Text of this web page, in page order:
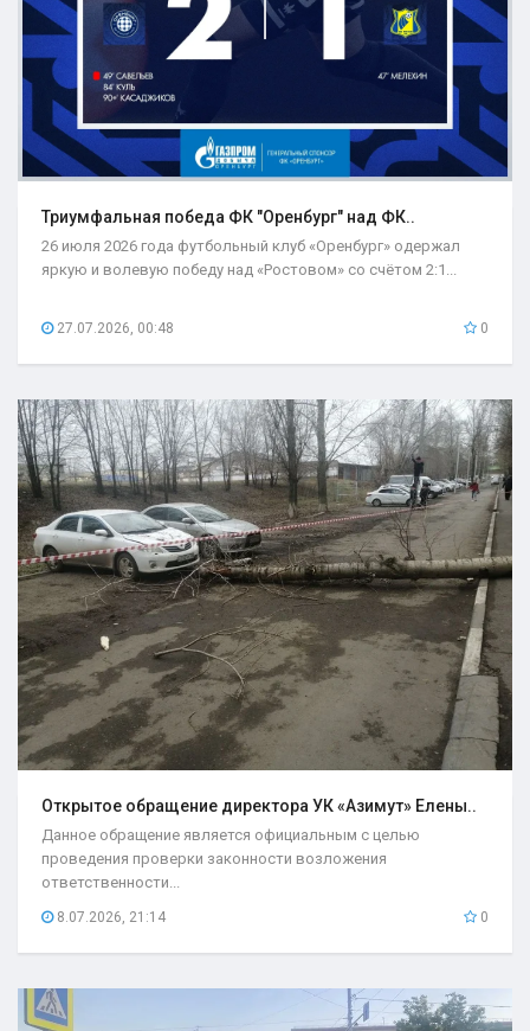
Триумфальная победа ФК "Оренбург" над ФК..
26 июля 2026 года футбольный клуб «Оренбург» одержал
яркую и волевую победу над «Ростовом» со счётом 2:1...
27.07.2026, 00:48 0
Открытое обращение директора УК «Азимут» Елены..
Данное обращение является официальным с целью
проведения проверки законности возложения
ответственности...
8.07.2026, 21:14 0